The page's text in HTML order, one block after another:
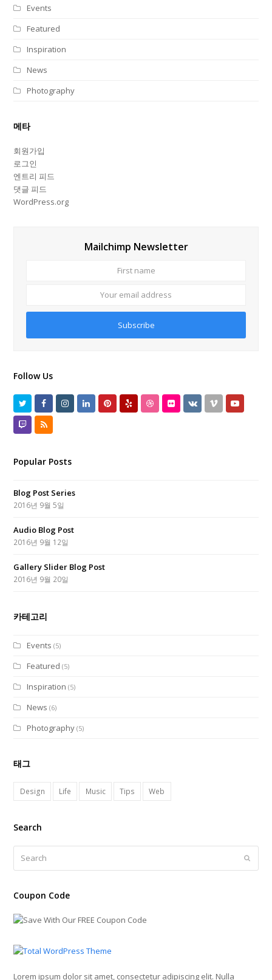
Events
Featured
Inspiration
News
Photography
메타
회원가입
로그인
엔트리 피드
댓글 피드
WordPress.org
Mailchimp Newsletter
Subscribe
Follow Us
TwitterFacebookInstagram
LinkedInPinterestYelp DribbbleFlickrVK VimeoYoutube
TwitchRSS
Popular Posts
Blog Post Series
2016년 9월 5일
Audio Blog Post
2016년 9월 12일
Gallery Slider Blog Post
2016년 9월 20일
카테고리
Events (5)
Featured (5)
Inspiration (5)
News (6)
Photography (5)
태그
Design Life Music Tips Web
Search
Submit
Coupon Code
Lorem ipsum dolor sit amet, consectetur adipiscing elit. Nulla